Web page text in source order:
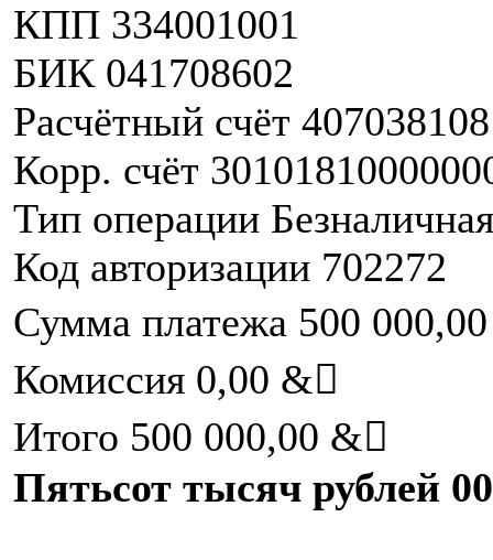
КПП 334001001
БИК 041708602
Расчётный счёт
Корр. счёт
Тип операции
Код авторизации 702272
Сумма платежа 500
Комиссия 0,00 &񗟭
Итого 500 000,00 &񗟭
Пятьсот тысяч рублей